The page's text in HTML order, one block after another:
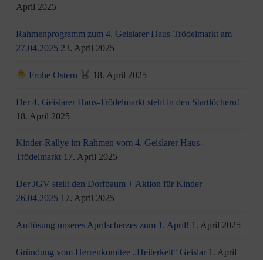
April 2025
Rahmenprogramm zum 4. Geislarer Haus-Trödelmarkt am
27.04.2025 23. April 2025
Frohe Ostern 18. April 2025
Der 4. Geislarer Haus-Trödelmarkt steht in den Startlöchern!
18. April 2025
Kinder-Rallye im Rahmen vom 4. Geislarer Haus-
Trödelmarkt 17. April 2025
Der JGV stellt den Dorfbaum + Aktion für Kinder –
26.04.2025 17. April 2025
Auflösung unseres Aprilscherzes zum 1. April! 1. April 2025
Gründung vom Herrenkomitee „Heiterkeit“ Geislar 1. April